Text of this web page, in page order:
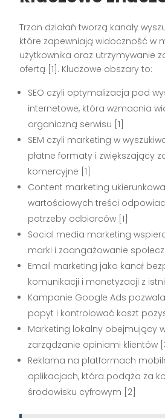
Trzon działań tworzą kanały
które zapewniają widoczność w
użytkownika oraz utrzymywanie
ofertą [1]. Kluczowe obszary to:
SEO czyli optymalizacja pod
internetowe, która wzmacnia
organiczną serwisu [1]
SEM czyli marketing w
płatne formaty i zwiększający
komercyjne [1]
Content marketing
wartościowych treści
potrzeby odbiorców [1]
Social media marketing
marki i zaangażowanie
Email marketing jako kanał
komunikacji i monetyzacji z
Kampanie Google Ads
popyt i kontrolować koszt
Marketing lokalny obejmujący
zarządzanie opiniami klientów
Reklama na platformach
aplikacjach, która podąża za
środowisku cyfrowym [2]